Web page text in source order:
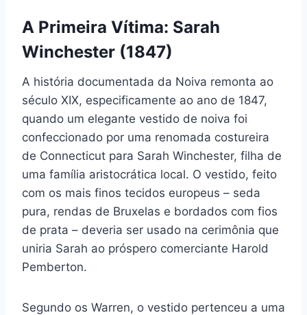
A Primeira Vítima: Sarah
Winchester (1847)
A história documentada da Noiva remonta ao
século XIX, especificamente ao ano de 1847,
quando um elegante vestido de noiva foi
confeccionado por uma renomada costureira
de Connecticut para Sarah Winchester, filha de
uma família aristocrática local. O vestido, feito
com os mais finos tecidos europeus – seda
pura, rendas de Bruxelas e bordados com fios
de prata – deveria ser usado na cerimônia que
uniria Sarah ao próspero comerciante Harold
Pemberton.
Segundo os Warren, o vestido pertenceu a uma